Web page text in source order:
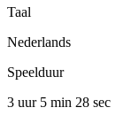
Taal
Nederlands
Speelduur
3 uur 5 min 28 sec